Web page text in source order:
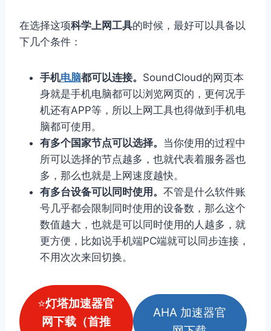
在选择这项科学上网工具的时候，最好可以具备以
下几个条件：
手机电脑都可以连接。 SoundCloud的网页本
身就是手机电脑都可以浏览网页的，更何况手
机还有APP等，所以上网工具也得做到手机电
脑都可使用。
有多个国家节点可以选择。 当你使用的过程中
所可以选择的节点越多，也就代表着服务器也
多，那么也就是上网速度越快。
有多台设备可以同时使用。 不管是什么软件账
号几乎都会限制同时使用的设备数，那么这个
数值越大，也就是可以同时使用的人越多，就
更方便，比如说手机端PC端就可以同步连接，
不用次次来回切换。
⭐灯塔加速器官
网下载（首推
AHA 加速器官